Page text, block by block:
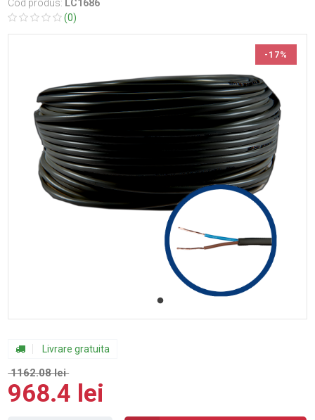
Cod produs: LC1686
(0)
-17%
Livrare gratuita
1162.08 lei
968.4 lei